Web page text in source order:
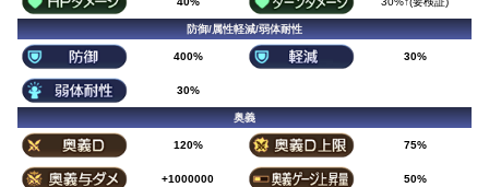
防御/属性軽減/弱体耐性
400% 30%
30%
奥義
120% 75%
+1000000 50%